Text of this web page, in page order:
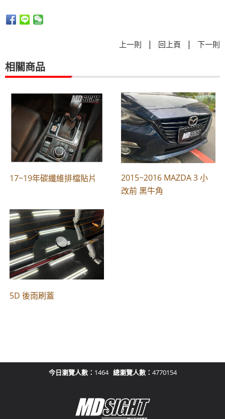
上一則 | 回上頁 | 下一則
相關商品
17~19年碳纖維排檔貼片
2015~2016 MAZDA 3 小
改前 黑牛角
5D 後雨刷蓋
今日瀏覽人數： 1464 總瀏覽人數： 4770154